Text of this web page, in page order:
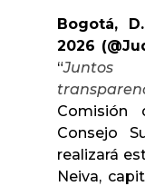
Bogotá,
2026
“
Comisión
Consejo
realizará
Neiva,